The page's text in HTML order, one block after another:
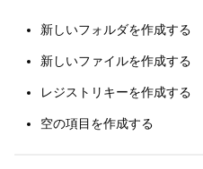
新しいフォルダを作成する
新しいファイルを作成する
レジストリキーを作成する
空の項目を作成する